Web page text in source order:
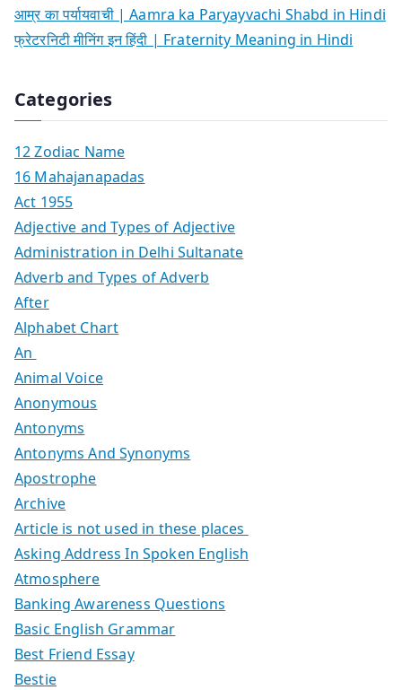
आम्र का पर्यायवाची | Aamra ka Paryayvachi Shabd in Hindi
फ्रेटरनिटी मीनिंग इन हिंदी | Fraternity Meaning in Hindi
Categories
12 Zodiac Name
16 Mahajanapadas
Act 1955
Adjective and Types of Adjective
Administration in Delhi Sultanate
Adverb and Types of Adverb
After
Alphabet Chart
An
Animal Voice
Anonymous
Antonyms
Antonyms And Synonyms
Apostrophe
Archive
Article is not used in these places
Asking Address In Spoken English
Atmosphere
Banking Awareness Questions
Basic English Grammar
Best Friend Essay
Bestie